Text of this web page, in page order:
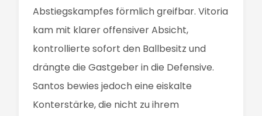
Abstiegskampfes förmlich greifbar. Vitoria
kam mit klarer offensiver Absicht,
kontrollierte sofort den Ballbesitz und
drängte die Gastgeber in die Defensive.
Santos bewies jedoch eine eiskalte
Konterstärke, die nicht zu ihrem